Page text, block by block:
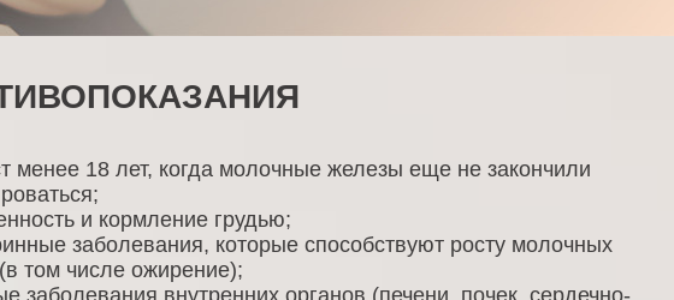
менее 18 лет, когда молочные железы еще не закончили
и кормление грудью;
заболевания, которые способствуют росту молочных
том числе ожирение);
заболевания внутренних органов (печени, почек, сердечно-